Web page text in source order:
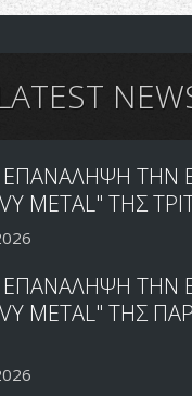
ΕΠΑΝΑΛΗΨΗ
METAL" ΤΗΣ
ΕΠΑΝΑΛΗΨΗ
METAL" ΤΗΣ